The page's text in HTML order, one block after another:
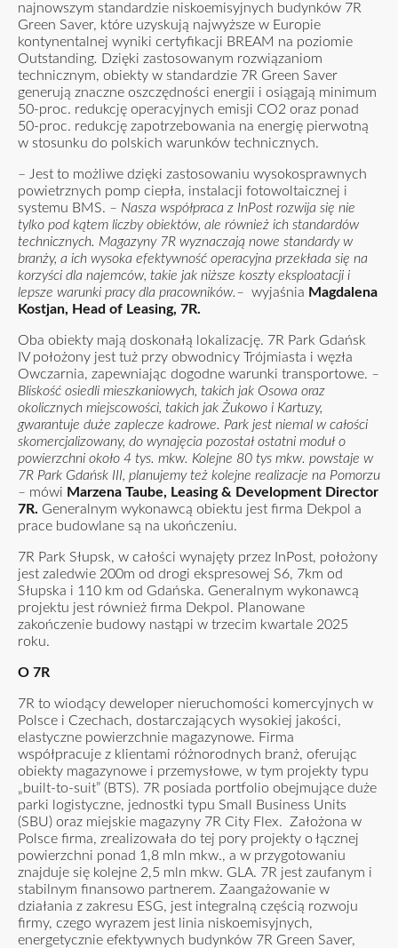
najnowszym standardzie niskoemisyjnych budynków 7R
Green Saver, które uzyskują najwyższe w Europie
kontynentalnej wyniki certyfikacji BREAM na poziomie
Outstanding. Dzięki zastosowanym rozwiązaniom
technicznym, obiekty w standardzie 7R Green Saver
generują znaczne oszczędności energii i osiągają minimum
50-proc. redukcję operacyjnych emisji CO2 oraz ponad
50-proc. redukcję zapotrzebowania na energię pierwotną
w stosunku do polskich warunków technicznych.
– Jest to możliwe dzięki zastosowaniu wysokosprawnych
powietrznych pomp ciepła, instalacji fotowoltaicznej i
systemu BMS. – Nasza współpraca z InPost rozwija się nie
tylko pod kątem liczby obiektów, ale również ich standardów
technicznych. Magazyny 7R wyznaczają nowe standardy w
branży, a ich wysoka efektywność operacyjna przekłada się na
korzyści dla najemców, takie jak niższe koszty eksploatacji i
lepsze warunki pracy dla pracowników.– wyjaśnia Magdalena
Kostjan, Head of Leasing, 7R.
Oba obiekty mają doskonałą lokalizację. 7R Park Gdańsk
IV położony jest tuż przy obwodnicy Trójmiasta i węzła
Owczarnia, zapewniając dogodne warunki transportowe. –
Bliskość osiedli mieszkaniowych, takich jak Osowa oraz
okolicznych miejscowości, takich jak Żukowo i Kartuzy,
gwarantuje duże zaplecze kadrowe. Park jest niemal w całości
skomercjalizowany, do wynajęcia pozostał ostatni moduł o
powierzchni około 4 tys. mkw. Kolejne 80 tys mkw. powstaje w
7R Park Gdańsk III, planujemy też kolejne realizacje na Pomorzu
– mówi Marzena Taube, Leasing & Development Director
7R. Generalnym wykonawcą obiektu jest firma Dekpol a
prace budowlane są na ukończeniu.
7R Park Słupsk, w całości wynajęty przez InPost, położony
jest zaledwie 200m od drogi ekspresowej S6, 7km od
Słupska i 110 km od Gdańska. Generalnym wykonawcą
projektu jest również firma Dekpol. Planowane
zakończenie budowy nastąpi w trzecim kwartale 2025
roku.
O 7R
7R to wiodący deweloper nieruchomości komercyjnych w
Polsce i Czechach, dostarczających wysokiej jakości,
elastyczne powierzchnie magazynowe. Firma
współpracuje z klientami różnorodnych branż, oferując
obiekty magazynowe i przemysłowe, w tym projekty typu
„built-to-suit” (BTS). 7R posiada portfolio obejmujące duże
parki logistyczne, jednostki typu Small Business Units
(SBU) oraz miejskie magazyny 7R City Flex. Założona w
Polsce firma, zrealizowała do tej pory projekty o łącznej
powierzchni ponad 1,8 mln mkw., a w przygotowaniu
znajduje się kolejne 2,5 mln mkw. GLA. 7R jest zaufanym i
stabilnym finansowo partnerem. Zaangażowanie w
działania z zakresu ESG, jest integralną częścią rozwoju
firmy, czego wyrazem jest linia niskoemisyjnych,
energetycznie efektywnych budynków 7R Green Saver,